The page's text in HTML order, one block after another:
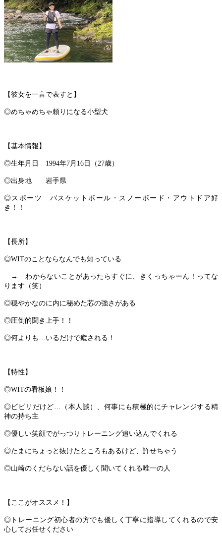
【彼女を一言で表すと】
◎めちゃめちゃ頼りになる小型犬
【基本情報】
◎生年月日　1994年7月16日（27歳）
◎出身地　　岩手県
◎スポーツ　バスケットボール・スノーボード・アウトドア好
き！！
【長所】
◎WITのことならなんでも知っている
→　わからないことがあったらすぐに、きくっちゃーん！ってな
ります（笑）
◎穏やかなのに内に秘めた芯の強さがある
◎圧倒的聞き上手！！
◎何よりも…いるだけで癒される！
【特性】
◎WITの看板娘！！
◎ビビリだけど…（本人談）、何事にも積極的にチャレンジする精
神の持ち主
◎優しい笑顔でがっつりトレーニング追い込んでくれる
◎たまにちょっと抜けたところもあるけど、許せちゃう
◎山崎のくだらない話を優しく聞いてくれる唯一の人
【ここがオススメ！】
◎トレーニング初心者の方でも優しく丁寧に指導してくれるので安
心してお任せください